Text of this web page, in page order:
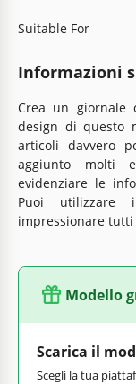
Suitable For
Informazioni
Crea un giornale
design di questo
articoli davvero
aggiunto molti
evidenziare le
Puoi utilizzare
impressionare
Modello
Scarica il
Scegli la tua